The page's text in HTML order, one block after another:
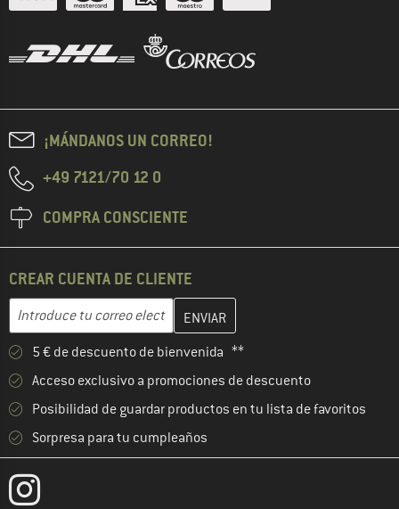
¡MÁNDANOS UN CORREO!
+49 7121/70 12 0
COMPRA CONSCIENTE
CREAR CUENTA DE CLIENTE
Dirección de correo electrónico
Introduce aquí tu dirección de correo electrónico y crea tu
5 € de descuento de bienvenida **
Acceso exclusivo a promociones de descuento
Posibilidad de guardar productos en tu lista de favoritos
Sorpresa para tu cumpleaños